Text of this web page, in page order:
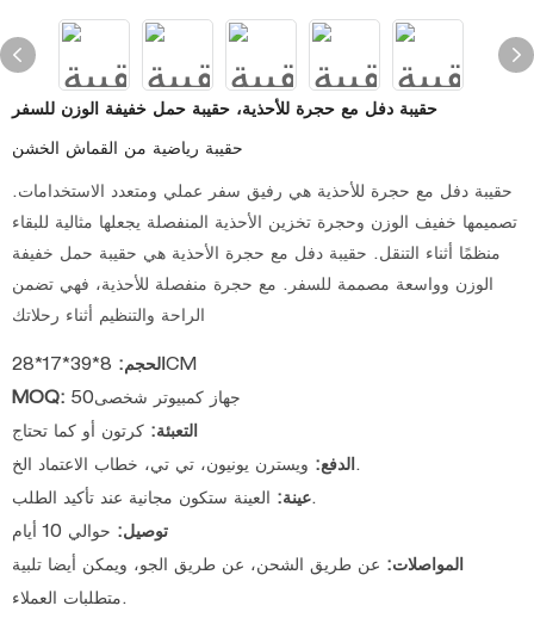
حقيبة دفل مع حجرة للأحذية، حقيبة حمل خفيفة الوزن للسفر
حقيبة رياضية من القماش الخشن
حقيبة دفل مع حجرة للأحذية هي رفيق سفر عملي ومتعدد الاستخدامات.
تصميمها خفيف الوزن وحجرة تخزين الأحذية المنفصلة يجعلها مثالية للبقاء
منظمًا أثناء التنقل. حقيبة دفل مع حجرة الأحذية هي حقيبة حمل خفيفة
الوزن وواسعة مصممة للسفر. مع حجرة منفصلة للأحذية، فهي تضمن
الراحة والتنظيم أثناء رحلاتك
الحجم:8*39*17*28CM
MOQ:
جهاز كمبيوتر شخصى50
التعبئة: كرتون أو كما تحتاج
الدفع:ويسترن يونيون، تي تي، خطاب الاعتماد الخ.
عينة:العينة ستكون مجانية عند تأكيد الطلب.
توصيل: حوالي 10 أيام
المواصلات: عن طريق الشحن، عن طريق الجو، ويمكن أيضا تلبية
متطلبات العملاء.